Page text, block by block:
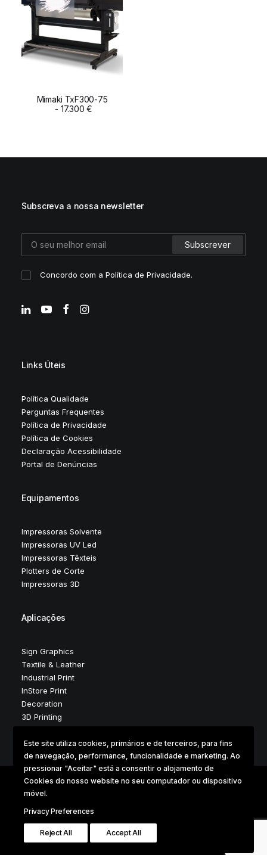
ADD TO CART
Mimaki TxF300-75
17.300€
Subscreva a nossa newsletter
Concordo com aPolítica de Privacidade.
Links Úteis
Política Qualidade
Perguntas Frequentes
Política de Privacidade
Política de Cookies
Declaração Acessibilidade
Portal de Denúncias
Equipamentos
Impressoras Solvente
Impressoras UV Led
Impressoras Têxteis
Plotters de Corte
Impressoras 3D
Aplicações
Sign Graphics
Textile & Leather
Industrial Print
InStore Print
Decoration
3D Printing
Copyright © 2025 . Digidelta Digital Dimension . Design &
Development by Digidelta Marketing Team
Este site utiliza cookies, primários e de terceiros, para fins
de navegação, performance, funcionalidade e marketing. Ao
pressionar "Aceitar" está a consentir o alojamento de
Cookies do nosso website no seu computador ou dispositivo
móvel.
Privacy Preferences
Reject All Accept All